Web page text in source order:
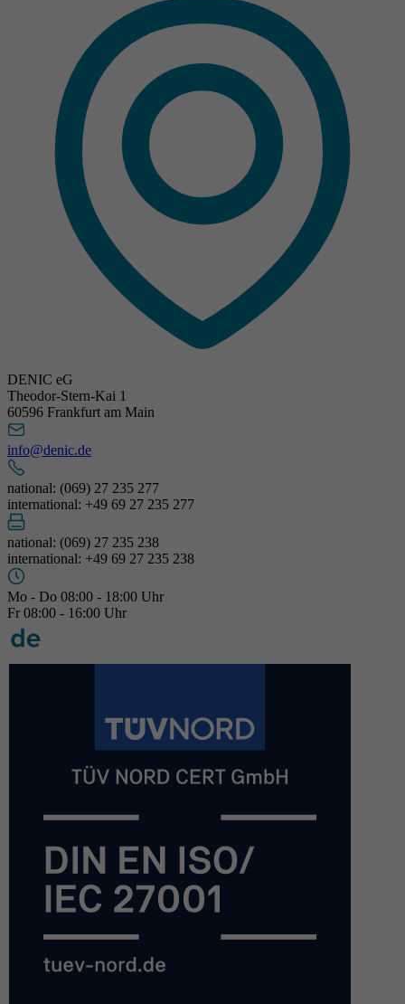
DENIC eG
Theodor-Stern-Kai 1
60596 Frankfurt am Main
info@denic.de
national: (069) 27 235 277
international: +49 69 27 235 277
national: (069) 27 235 238
international: +49 69 27 235 238
Mo - Do 08:00 - 18:00 Uhr
Fr 08:00 - 16:00 Uhr